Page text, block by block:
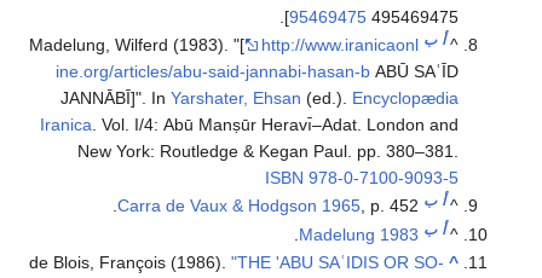
95469475 495469475].
^أ ب Madelung, Wilferd (1983). "[
http://www.iranicaonl
ine.org/articles/abu-said-jannabi-hasan-bABŪ SAʿĪD
JANNĀBĪ]". InYarshater, Ehsan(ed.).Encyclopædia
Iranica . Vol. I/4: Abū Manṣūr Heravı̄–Adat. London and
New York: Routledge & Kegan Paul. pp. 380–381.
ISBN 978-0-7100-9093-5
^أ ب Carra de Vaux & Hodgson 1965 , p. 452.
^أ ب Madelung 1983
.
^
de Blois, François (1986)."THE 'ABU SAʿIDIS OR SO-